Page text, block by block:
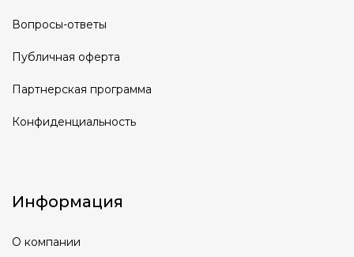
Вопросы-ответы
Публичная оферта
Партнерская программа
Конфиденциальность
Информация
О компании